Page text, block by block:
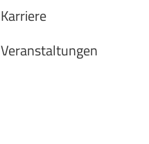
Karriere
Veranstaltungen